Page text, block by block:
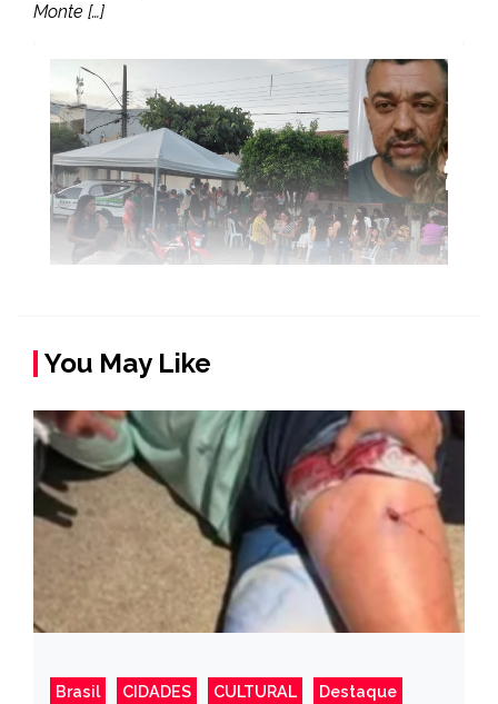
Monte […]
You May Like
Brasil CIDADES CULTURAL Destaque